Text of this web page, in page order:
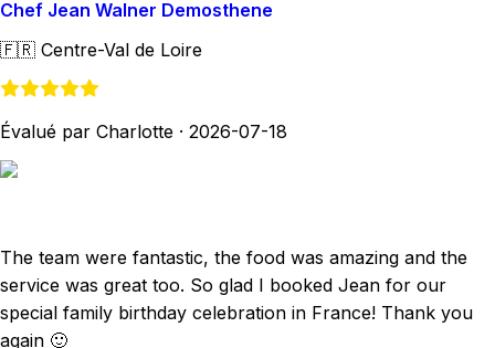
Chef Jean Walner Demosthene
🇫🇷 Centre-Val de Loire
Évalué par Charlotte · 2026-07-18
The team were fantastic, the food was amazing and the
service was great too. So glad I booked Jean for our
special family birthday celebration in France! Thank you
again 🙂